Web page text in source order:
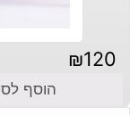
₪120
הוסף